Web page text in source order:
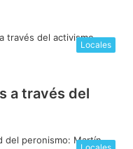
Locales
a través del